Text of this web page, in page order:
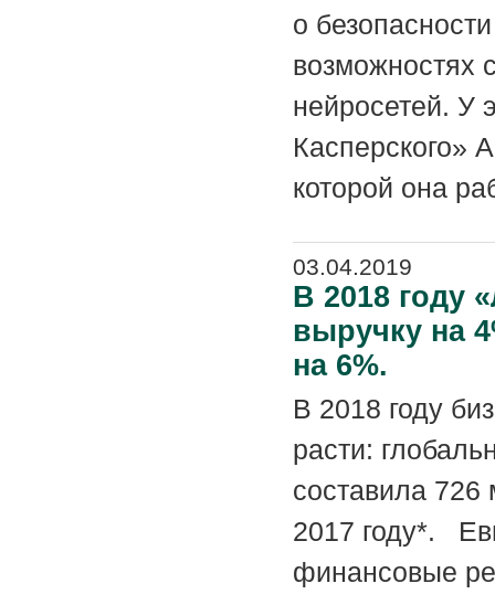
о
возможностях
нейросетей. У
Касперского»
которой она
03.04.2019
В 2018 году
выручку на
на 6%.
В 2018 году
расти:
составила
2017 году*.
финансовые